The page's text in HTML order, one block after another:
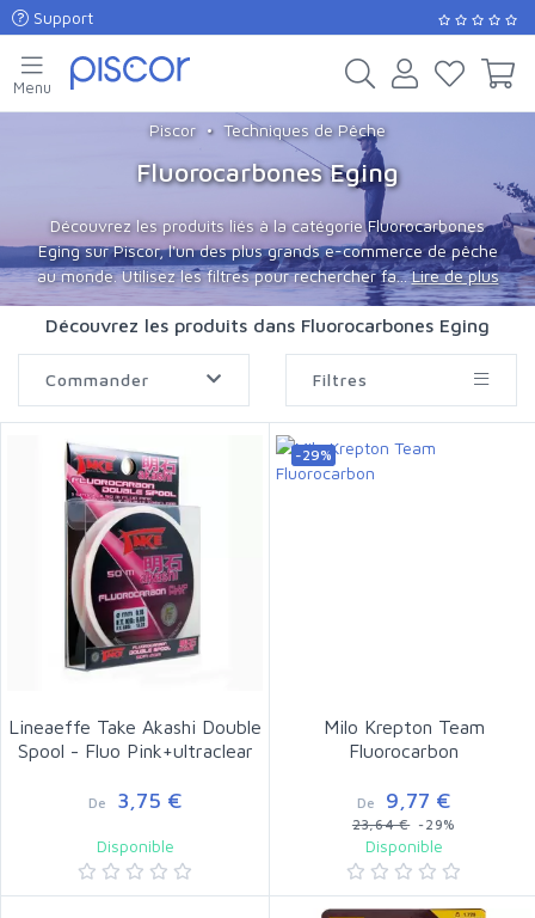
Support
Menu
Piscor Techniques de Pêche
Fluorocarbones Eging
Découvrez les produits liés à la catégorie Fluorocarbones
Eging sur Piscor, l'un des plus grands e-commerce de pêche
au monde. Utilisez les filtres pour rechercher fa... Lire de plus
Découvrez les produits dans Fluorocarbones Eging
Commander Filtres
Lineaeffe Take Akashi Double
Spool - Fluo Pink+ultraclear
De 3,75 €
Disponible
-29%
Milo Krepton Team
Fluorocarbon
De 9,77 €
23,64 €-29%
Disponible